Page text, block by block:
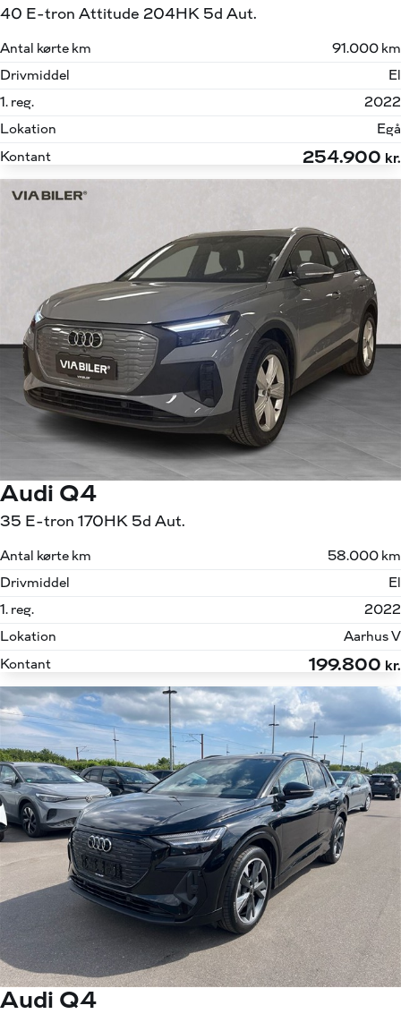
40 E-tron Attitude 204HK 5d Aut.
Antal kørte km
91.000 km
Drivmiddel
El
1. reg.
2022
Lokation
Egå
Kontant
254.900 kr.
Audi Q4
35 E-tron 170HK 5d Aut.
Antal kørte km
58.000 km
Drivmiddel
El
1. reg.
2022
Lokation
Aarhus V
Kontant
199.800 kr.
Audi Q4